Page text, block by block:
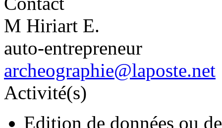
M Hiriart E.
auto-entrepreneur
archeographie@laposte.net
Activité(s)
Edition de données ou